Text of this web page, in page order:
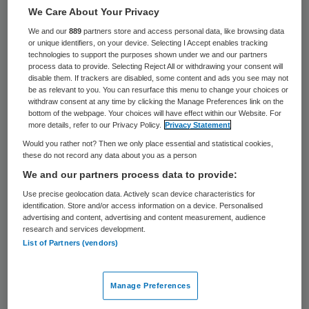
De Nederlandse Mededingingsautoriteit
meldt geen bezwaar te hebben tegen de
voorgenomen overname van Orthopedium
door NPM Healthcare.
NPM Healthcare had in december aan de
MNa kenbaar gemaakt devolledige
zeggenschap over Orthopediumte willen
verkrijgen. De NMa heeft geconstateerd
dat deze concentratie de mededinging op
de Nederlandse markt niet belemmert
NPM Healthcareis een
We Care About Your Privacy
We and our889 partners store and access personal data, like browsing data
or unique identifiers, on your device. Selecting I Accept enables tracking
technologies to support the purposes shown under we and our partners
process data to provide. Selecting Reject All or withdrawing your consent will
disable them. If trackers are disabled, some content and ads you see may not
be as relevant to you. You can resurface this menu to change your choices or
withdraw consent at any time by clicking the Manage Preferences link on the
bottom of the webpage. Your choices will have effect within our Website. For
more details, refer to our Privacy Policy.
Privacy Statement
Would you rather not? Then we only place essential and statistical cookies,
these do not record any data about you as a person
We and our partners process data to provide:
Use precise geolocation data. Actively scan device characteristics for
identification. Store and/or access information on a device. Personalised
advertising and content, advertising and content measurement, audience
research and services development.
List of Partners (vendors)
Manage Preferences